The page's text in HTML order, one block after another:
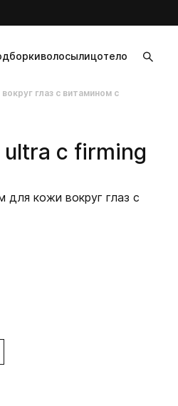
волосылицотело
глаз с витамином с
ultra c firming
для кожи вокруг глаз с